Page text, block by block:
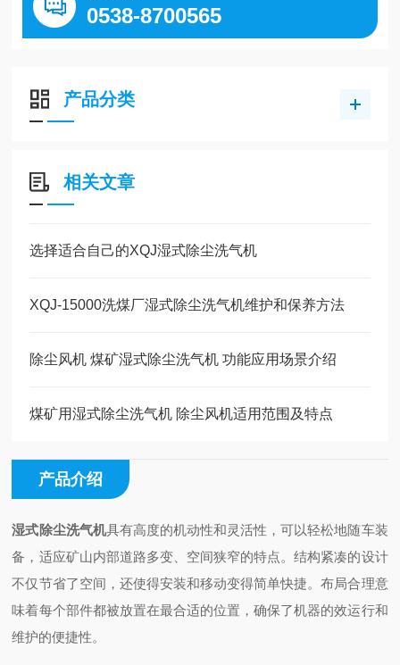
0538-8700565
产品分类
相关文章
选择适合自己的XQJ湿式除尘洗气机
XQJ-15000洗煤厂湿式除尘洗气机维护和保养方法
除尘风机 煤矿湿式除尘洗气机 功能应用场景介绍
煤矿用湿式除尘洗气机 除尘风机适用范围及特点
产品介绍
湿式除尘洗气机具有高度的机动性和灵活性，可以轻松地随车装
备，适应矿山内部道路多变、空间狭窄的特点。结构紧凑的设计
不仅节省了空间，还使得安装和移动变得简单快捷。布局合理意
味着每个部件都被放置在最合适的位置，确保了机器的效运行和
维护的便捷性。